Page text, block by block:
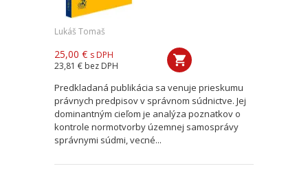
Lukáš Tomaš
25,00 € s DPH
23,81 € bez DPH
Predkladaná publikácia sa venuje prieskumu
právnych predpisov v správnom súdnictve. Jej
dominantným cieľom je analýza poznatkov o
kontrole normotvorby územnej samosprávy
správnymi súdmi, vecné...